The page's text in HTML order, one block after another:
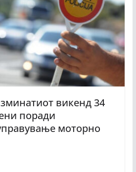
викенд 34
поради
моторно